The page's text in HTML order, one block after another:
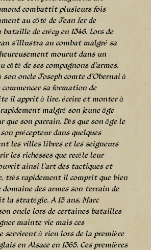
combattit plusieurs fois
au côté de Jean Ier de
de crécy en 1346. Lors de
s’illustra au combat malgré sa
mourut dans un
côté de ses compagnons d’armes.
oncle Joseph comte d’Obernai à
commencer sa formation de
il apprit à lire, écrire et monter à
malgré son jeune âge
son parrain. Dès que son âge le
précepteur dans quelques
les villes libres et les seigneurs
les richesses que recèle leur
ainsi l’art des tactiques et
très rapidement il comprit que bien
domaine des armes son terrain de
la stratégie. A 15 ans, Marc
oncle lors de certaines batailles
mainte vie mais ces
servirent à rien lors de la première
en Alsace en 1365. Ces premières